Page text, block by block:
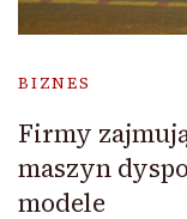
BIZNES
Firmy
maszyn
modele